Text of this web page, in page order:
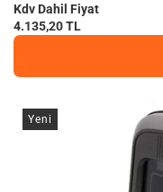
Kdv Dahil Fiyat
4.135,20 TL
Yeni